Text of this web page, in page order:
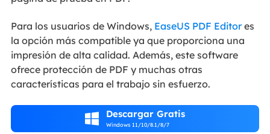
Para los usuarios de Windows, EaseUS PDF Editores
la opción más compatible ya que proporciona una
impresión de alta calidad. Además, este software
ofrece protección de PDF y muchas otras
características para el trabajo sin esfuerzo.
 Descargar Gratis
Windows 11/10/8.1/8/7